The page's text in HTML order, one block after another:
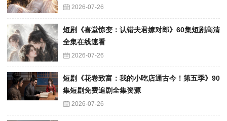
2026-07-26
短剧《喜堂惊变：认错夫君嫁对郎》60集短剧高清
全集在线速看
2026-07-26
短剧《花卷致富：我的小吃店通古今！第五季》90
集短剧免费追剧全集资源
2026-07-26